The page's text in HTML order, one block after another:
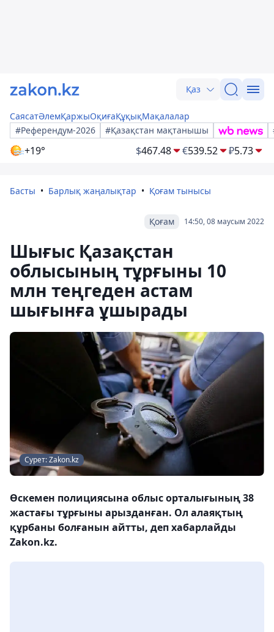
Қаз
СаясатӘлемҚаржыОқиғаҚұқықМақалалар
#Референдум-2026
#Қазақстан мақтанышы
+19° $467.48 €539.52 ₽5.73
Басты Барлық жаңалықтар Қоғам тынысы
14:50, 08 маусым 2022
Қоғам
Шығыс Қазақстан
облысының тұрғыны 10
млн теңгеден астам
шығынға ұшырады
Сурет: Zakon.kz
Өскемен полициясына облыс орталығының 38
жастағы тұрғыны арызданған. Ол алаяқтың
құрбаны болғанын айтты, деп хабарлайды
Zakon.kz.